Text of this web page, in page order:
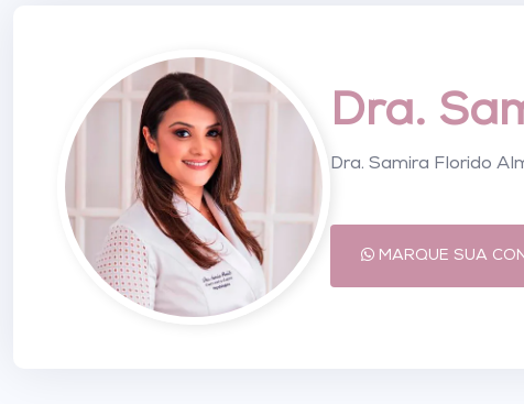
Dra.
Dra. Samira Florido
MARQUE SUA